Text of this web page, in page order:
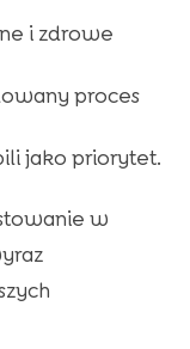
i zdrowe
proces
jako priorytet.
w